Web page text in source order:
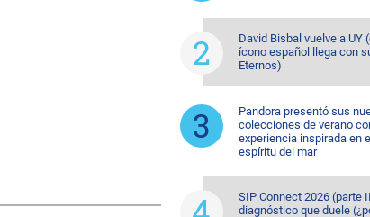
David Bisbal vuelve a UY
ícono español llega con
Eternos)
Pandora presentó sus
colecciones de verano
experiencia inspirada en
espíritu del mar
SIP Connect 2026 (parte
diagnóstico que duele